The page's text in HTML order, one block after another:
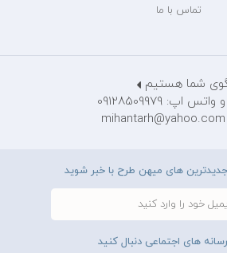
تماس با ما
شما هستیم
اپ: 09128509979
های میهن طرح با خبر شوید
رسانه های اجتماعی دنبال کنید